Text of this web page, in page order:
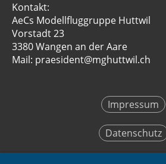
Kontakt:
AeCs Modellfluggruppe Huttwil
Vorstadt 23
3380 Wangen an der Aare
Mail: praesident@mghuttwil.ch
Impressum
Datenschutz